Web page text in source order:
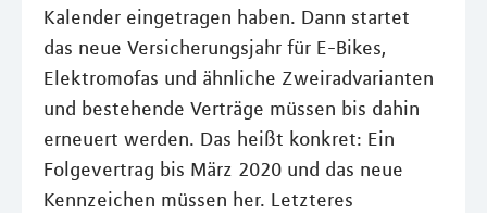
Kalender eingetragen haben. Dann startet
das neue Versicherungsjahr für E-Bikes,
Elektromofas und ähnliche Zweiradvarianten
und bestehende Verträge müssen bis dahin
erneuert werden. Das heißt konkret: Ein
Folgevertrag bis März 2020 und das neue
Kennzeichen müssen her. Letzteres